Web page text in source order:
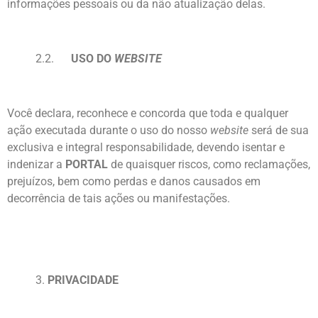
informações pessoais ou da não atualização delas.
2.2. USO DO WEBSITE
Você declara, reconhece e concorda que toda e qualquer
ação executada durante o uso do nosso website será de sua
exclusiva e integral responsabilidade, devendo isentar e
indenizar a PORTAL de quaisquer riscos, como reclamações,
prejuízos, bem como perdas e danos causados em
decorrência de tais ações ou manifestações.
3. PRIVACIDADE